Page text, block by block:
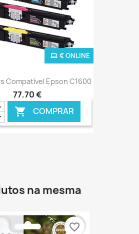
Compatível Epson C1600
77,70 €
 COMPRAR
€ ONLINE
na mesma
favorite_border